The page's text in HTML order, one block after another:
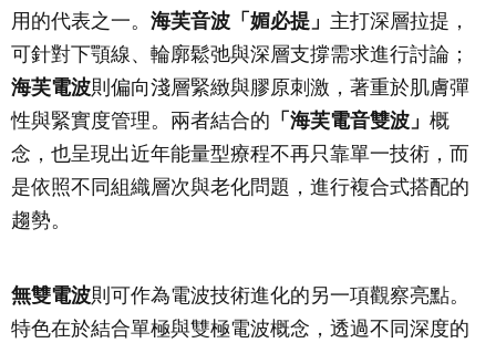
用的代表之一。 海芙音波「媚必提」 主打深層拉提，
可針對下顎線、輪廓鬆弛與深層支撐需求進行討論；
海芙電波則偏向淺層緊緻與膠原刺激，著重於肌膚彈
性與緊實度管理。兩者結合的 「海芙電音雙波」 概
念，也呈現出近年能量型療程不再只靠單一技術，而
是依照不同組織層次與老化問題，進行複合式搭配的
趨勢。
無雙電波則可作為電波技術進化的另一項觀察亮點。
特色在於結合單極與雙極電波概念，透過不同深度的